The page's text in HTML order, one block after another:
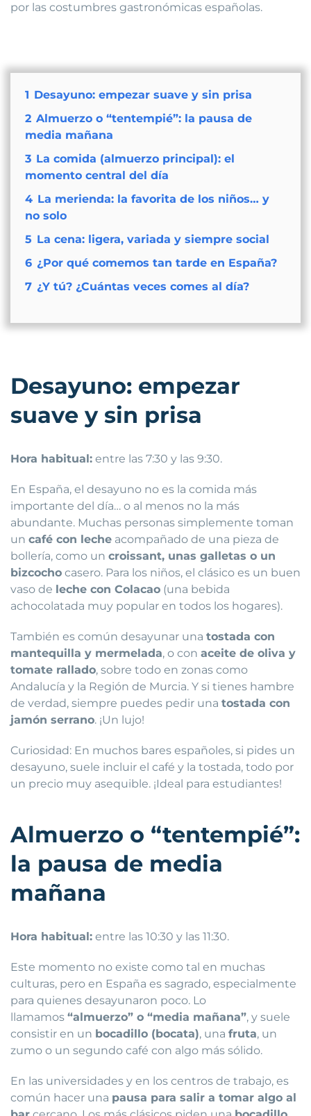
por las costumbres gastronómicas españolas.
1 Desayuno: empezar suave y sin prisa
2 Almuerzo o “tentempié”: la pausa de
media mañana
3 La comida (almuerzo principal): el
momento central del día
4 La merienda: la favorita de los niños… y
no solo
5 La cena: ligera, variada y siempre social
6 ¿Por qué comemos tan tarde en España?
7 ¿Y tú? ¿Cuántas veces comes al día?
Desayuno: empezar
suave y sin prisa
Hora habitual: entre las 7:30 y las 9:30.
En España, el desayuno no es la comida más
importante del día… o al menos no la más
abundante. Muchas personas simplemente toman
un café con leche acompañado de una pieza de
bollería, como un croissant, unas galletas o un
bizcocho casero. Para los niños, el clásico es un buen
vaso de leche con Colacao (una bebida
achocolatada muy popular en todos los hogares).
También es común desayunar una tostada con
mantequilla y mermelada, o con aceite de oliva y
tomate rallado, sobre todo en zonas como
Andalucía y la Región de Murcia. Y si tienes hambre
de verdad, siempre puedes pedir una tostada con
jamón serrano. ¡Un lujo!
Curiosidad: En muchos bares españoles, si pides un
desayuno, suele incluir el café y la tostada, todo por
un precio muy asequible. ¡Ideal para estudiantes!
Almuerzo o “tentempié”:
la pausa de media
mañana
Hora habitual: entre las 10:30 y las 11:30.
Este momento no existe como tal en muchas
culturas, pero en España es sagrado, especialmente
para quienes desayunaron poco. Lo
llamamos “almuerzo” o “media mañana”, y suele
consistir en un bocadillo (bocata), una fruta, un
zumo o un segundo café con algo más sólido.
En las universidades y en los centros de trabajo, es
común hacer una pausa para salir a tomar algo al